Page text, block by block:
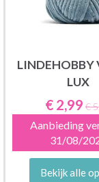
LINDEHOBBY
LUX
€ 2,99 €
Aanbieding
31/08/
Bekijk alle